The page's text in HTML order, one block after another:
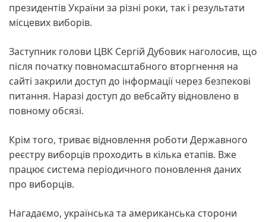
президентів України за різні роки, так і результати
місцевих виборів.
Заступник голови ЦВК Сергій Дубовик наголосив, що
після початку повномасштабного вторгнення на
сайті закрили доступ до інформації через безпекові
питання. Наразі доступ до вебсайту відновлено в
повному обсязі.
Крім того, триває відновлення роботи Державного
реєстру виборців проходить в кілька етапів. Вже
працює система періодичного поновлення даних
про виборців.
Нагадаємо, українська та американська сторони